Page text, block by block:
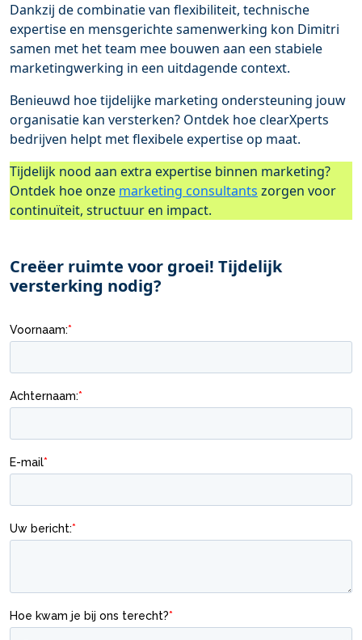
Dankzij de combinatie van flexibiliteit, technische
expertise en mensgerichte samenwerking kon Dimitri
samen met het team mee bouwen aan een stabiele
marketingwerking in een uitdagende context.
Benieuwd hoe tijdelijke marketing ondersteuning jouw
organisatie kan versterken? Ontdek hoe clearXperts
bedrijven helpt met flexibele expertise op maat.
Tijdelijk nood aan extra expertise binnen marketing?
Ontdek hoe onze marketing consultants zorgen voor
continuïteit, structuur en impact.
Creëer ruimte voor groei! Tijdelijk
versterking nodig?